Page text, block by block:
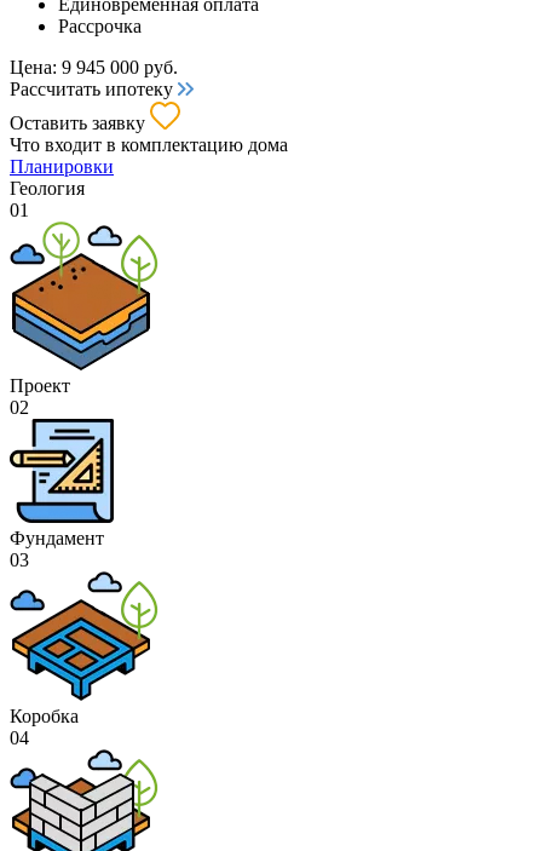
Единовременная оплата
Рассрочка
Цена: 9 945 000 руб.
Рассчитать ипотеку
Оставить заявку
Что входит в комплектацию дома
Планировки
Геология
01
Проект
02
Фундамент
03
Коробка
04